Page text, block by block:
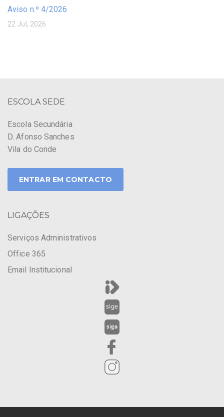
Aviso n.º 4/2026
22 Jul, 2026
ESCOLA SEDE
Escola Secundária
D. Afonso Sanches
Vila do Conde
ENTRAR EM CONTACTO
LIGAÇÕES
Serviços Administrativos
Office 365
Email Institucional